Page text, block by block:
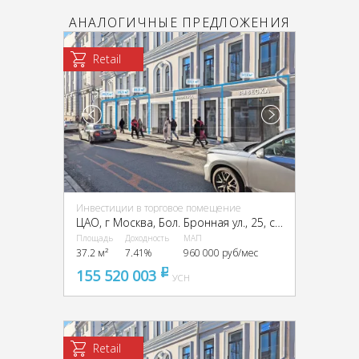
АНАЛОГИЧНЫЕ ПРЕДЛОЖЕНИЯ
Retail
Инвестиции в торговое помещение
ЦАО, г Москва, Бол. Бронная ул., 25, стр. 3
Площадь
37.2 м²
Доходность
7.41%
МАП
960 000 руб/мес
155 520 003 pуб
УСН
Retail